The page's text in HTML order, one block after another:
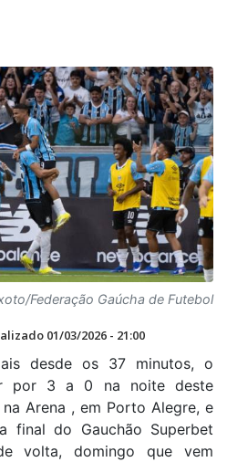
Federação Gaúcha de Futebol
01/03/2026 - 21:00
desde os 37 minutos, o
por 3 a 0 na noite deste
Arena , em Porto Alegre, e
final do Gauchão Superbet
volta, domingo que vem